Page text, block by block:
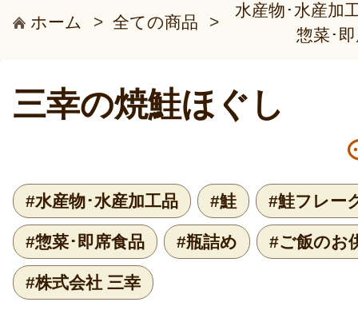
ホーム > 全ての商品 >
水産物･水産加
惣菜･
三幸の焼鮭ほぐし
#水産物･水産加工品 #鮭 #鮭フレー
#惣菜･即席食品 #瓶詰め #ご飯のお
#株式会社 三幸